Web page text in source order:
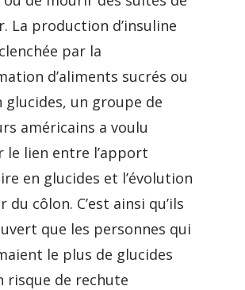
La production d’insuline
par la
d’aliments sucrés ou
glucides, un groupe de
américains a voulu
le lien entre l’apport
en glucides et l’évolution
du côlon. C’est ainsi qu’ils
que les personnes qui
le plus de glucides
risque de rechute